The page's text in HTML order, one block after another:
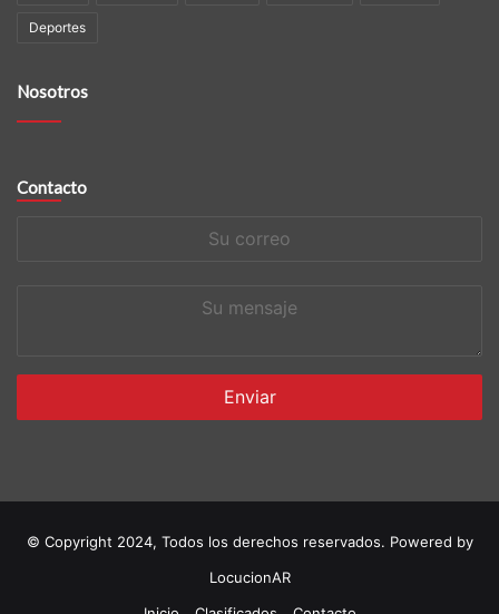
Deportes
Nosotros
Contacto
© Copyright 2024, Todos los derechos reservados. Powered by
LocucionAR